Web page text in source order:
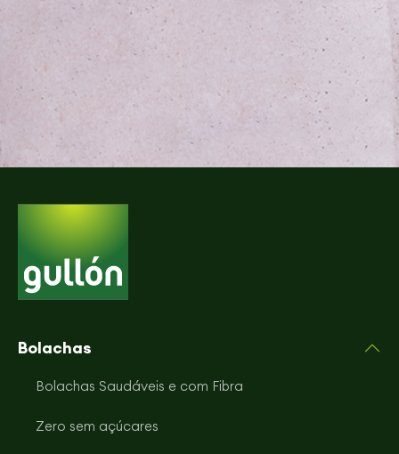
Bolachas
Bolachas Saudáveis e com Fibra
Zero sem açúcares